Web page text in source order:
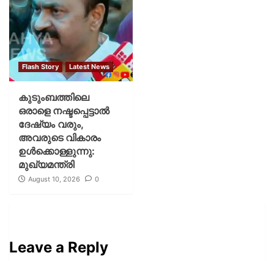
Flash Story Latest News
കുടുംബത്തിലെ
ഒരാളെ നഷ്ടപ്പെട്ടാല്‍
ദേഷ്യം വരും,
അവരുടെ വികാരം
ഉള്‍ക്കൊള്ളുന്നു:
മുഖ്യമന്ത്രി
August 10, 2026 0
Leave a Reply